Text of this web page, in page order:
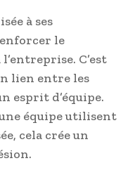
à ses
le
C’est
lien entre les
esprit d’équipe.
équipe utilisent
cela crée un